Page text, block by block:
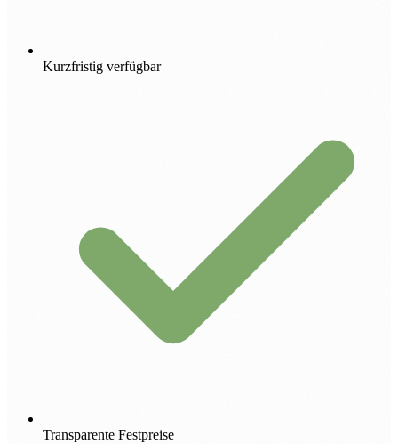
Kurzfristig verfügbar
Transparente Festpreise